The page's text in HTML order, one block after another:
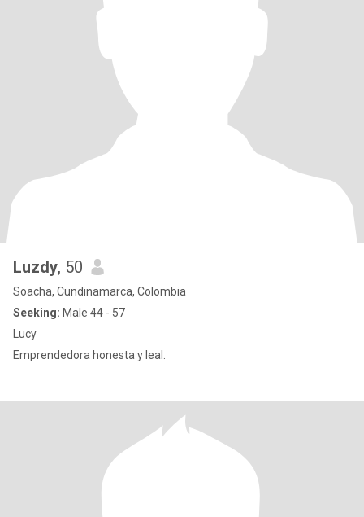
Luzdy, 50
Soacha, Cundinamarca, Colombia
Seeking: Male 44 - 57
Lucy
Emprendedora honesta y leal.